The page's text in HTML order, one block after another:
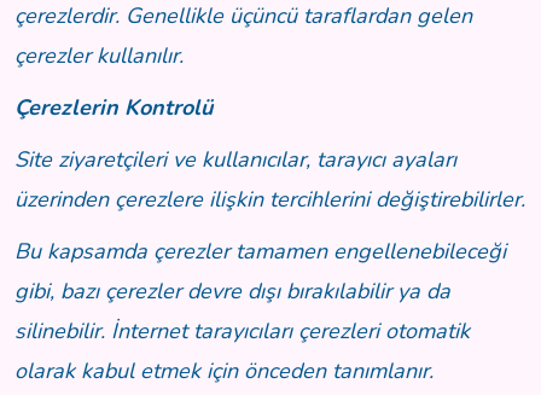
çerezlerdir. Genellikle üçüncü taraflardan gelen
çerezler kullanılır.
Çerezlerin Kontrolü
Site ziyaretçileri ve kullanıcılar, tarayıcı ayaları
üzerinden çerezlere ilişkin tercihlerini değiştirebilirler.
Bu kapsamda çerezler tamamen engellenebileceği
gibi, bazı çerezler devre dışı bırakılabilir ya da
silinebilir. İnternet tarayıcıları çerezleri otomatik
olarak kabul etmek için önceden tanımlanır.